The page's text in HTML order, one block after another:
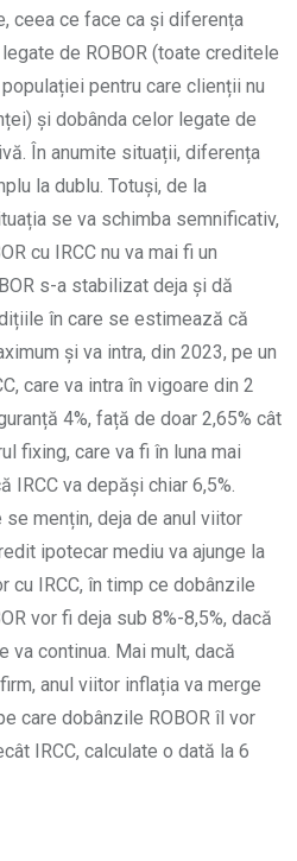
ceea ce face ca și diferența
de ROBOR (toate creditele
pentru care clienții nu
și dobânda celor legate de
În anumite situații, diferența
la dublu. Totuși, de la
se va schimba semnificativ,
cu IRCC nu va mai fi un
s-a stabilizat deja și dă
în care se estimează că
și va intra, din 2023, pe un
care va intra în vigoare din 2
4%, față de doar 2,65% cât
fixing, care va fi în luna mai
IRCC va depăși chiar 6,5%.
mențin, deja de anul viitor
ipotecar mediu va ajunge la
cu IRCC, în timp ce dobânzile
vor fi deja sub 8%-8,5%, dacă
va continua. Mai mult, dacă
anul viitor inflația va merge
care dobânzile ROBOR îl vor
IRCC, calculate o dată la 6